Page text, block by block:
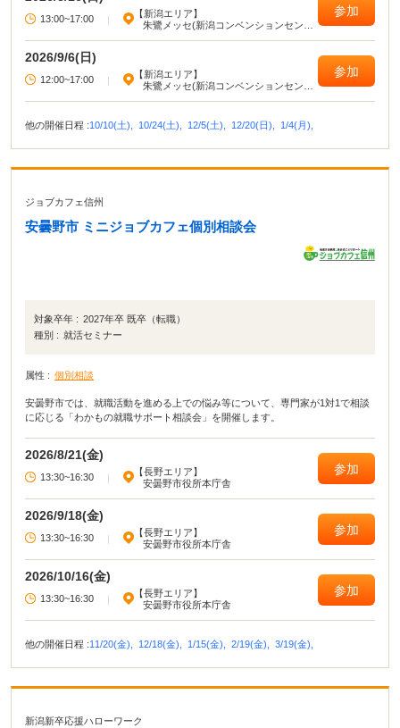
13:00~17:00 |
【新潟エリア】
朱鷺メッセ(新潟コンベンションセンタ
参加
2026/9/6(日)
12:00~17:00 |
【新潟エリア】
朱鷺メッセ(新潟コンベンションセンタ
参加
他の開催日程 :10/10(土), 10/24(土), 12/5(土), 12/20(日), 1/4(月),
ジョブカフェ信州
安曇野市 ミニジョブカフェ個別相談会
対象卒年 : 2027年卒 既卒（転職）
種別 : 就活セミナー
属性 : 個別相談
安曇野市では、就職活動を進める上での悩み等について、専門家が1対1で相談
に応じる「わかもの就職サポート相談会」を開催します。
2026/8/21(金)
13:30~16:30 |
【長野エリア】
安曇野市役所本庁舎
参加
2026/9/18(金)
13:30~16:30 |
【長野エリア】
安曇野市役所本庁舎
参加
2026/10/16(金)
13:30~16:30 |
【長野エリア】
安曇野市役所本庁舎
参加
他の開催日程 :11/20(金), 12/18(金), 1/15(金), 2/19(金), 3/19(金),
新潟新卒応援ハローワーク